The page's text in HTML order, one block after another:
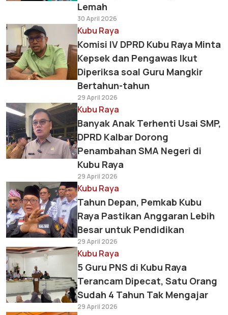
Lemah
30 April 2026
Kubu Raya
Komisi IV DPRD Kubu Raya Minta
Kepsek dan Pengawas Ikut
Diperiksa soal Guru Mangkir
Bertahun-tahun
29 April 2026
Kubu Raya
Banyak Anak Terhenti Usai SMP,
DPRD Kalbar Dorong
Penambahan SMA Negeri di
Kubu Raya
29 April 2026
Kubu Raya
Tahun Depan, Pemkab Kubu
Raya Pastikan Anggaran Lebih
Besar untuk Pendidikan
29 April 2026
Kubu Raya
5 Guru PNS di Kubu Raya
Terancam Dipecat, Satu Orang
Sudah 4 Tahun Tak Mengajar
29 April 2026